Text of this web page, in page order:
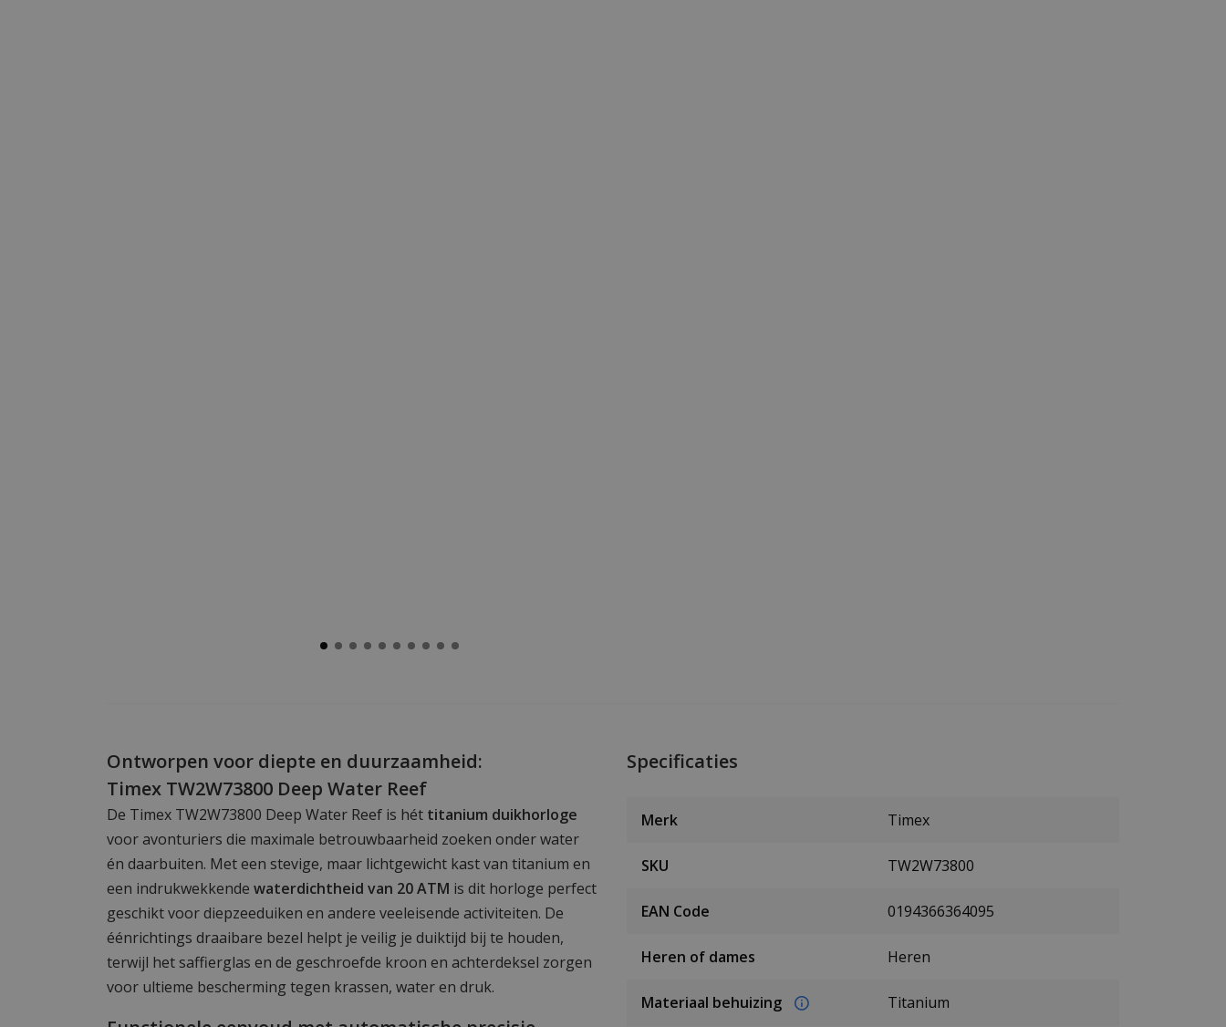
Ontworpen voor diepte en duurzaamheid:
Timex TW2W73800 Deep Water Reef
De Timex TW2W73800 Deep Water Reef is hét titanium duikhorloge
voor avonturiers die maximale betrouwbaarheid zoeken onder water
én daarbuiten. Met een stevige, maar lichtgewicht kast van titanium en
een indrukwekkende waterdichtheid van 20 ATM is dit horloge perfect
geschikt voor diepzeeduiken en andere veeleisende activiteiten. De
éénrichtings draaibare bezel helpt je veilig je duiktijd bij te houden,
terwijl het saffierglas en de geschroefde kroon en achterdeksel zorgen
voor ultieme bescherming tegen krassen, water en druk.
Specificaties
Merk Timex
SKU TW2W73800
EAN Code 0194366364095
Heren of dames Heren
Materiaal behuizing Titanium